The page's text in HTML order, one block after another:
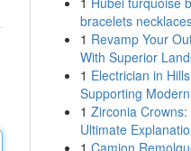
bracelets
1 Revamp Your
With Superior
1 Electrician in
Supporting
1 Zirconia Crowns:
Ultimate
1 Camion